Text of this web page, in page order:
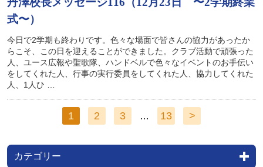
式〜）
今日で2学期も終わりです。色々な場面で皆さんの協力があったか
らこそ、この日を迎えることができました。クラブ活動で頑張った
人、ユース広報や聖歌隊、ハンドベルで色々なイベントのお手伝い
をしてくれた人、行事の実行委員をしてくれた人、協力してくれた
人、1人ひ …
1 2 3 … 13 >
カテゴリー